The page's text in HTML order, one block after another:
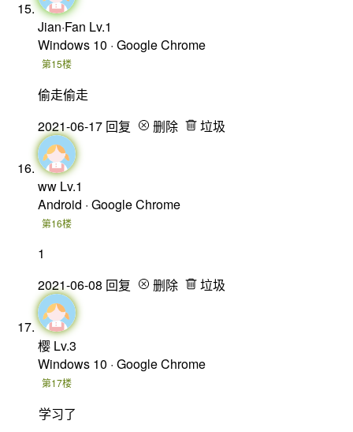
Jian·Fan Lv.1
Windows 10 · Google Chrome
第15楼
偷走偷走
2021-06-17 回复 删除 垃圾
ww Lv.1
Android · Google Chrome
第16楼
1
2021-06-08 回复 删除 垃圾
樱 Lv.3
Windows 10 · Google Chrome
第17楼
学习了